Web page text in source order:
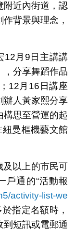
附近內街道，認
背景與理念，
12月9日主講講
，分享舞蹈作品
12月16日講座
辦人黃家熙分享
構思至營運的起
曼樞機藝文館
及以上的市民可
戶通的“活動報
activity-list-we
指定名額時，
到短訊或電郵通